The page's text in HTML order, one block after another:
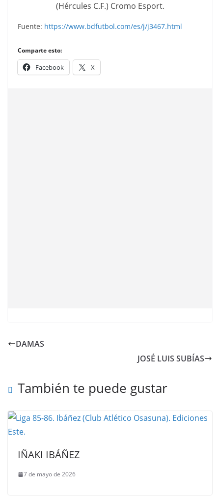
(Hércules C.F.) Cromo Esport.
Fuente: https://www.bdfutbol.com/es/j/j3467.html
Comparte esto:
Facebook X
DAMAS
JOSÉ LUIS SUBÍAS
También te puede gustar
IÑAKI IBÁÑEZ
7 de mayo de 2026